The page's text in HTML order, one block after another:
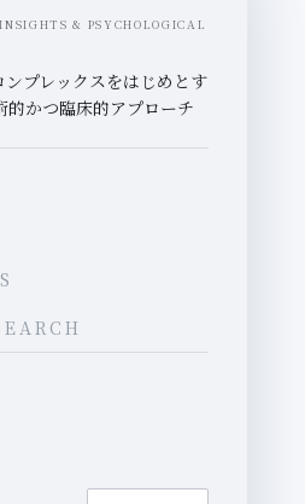
& PSYCHOLOGICAL
プレックスをはじめとす
的かつ臨床的アプローチ